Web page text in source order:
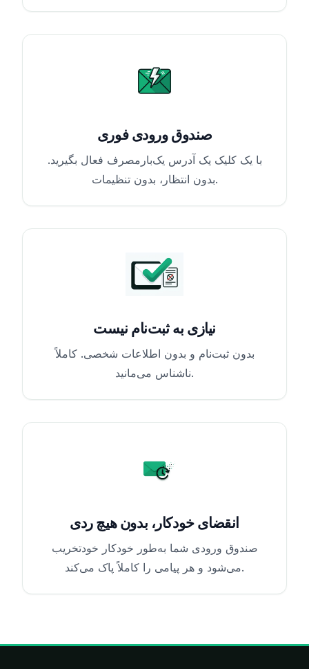
صندوق ورودی فوری
با یک کلیک یک آدرس یک‌بارمصرف فعال بگیرید.
بدون انتظار، بدون تنظیمات.
نیازی به ثبت‌نام نیست
بدون ثبت‌نام و بدون اطلاعات شخصی. کاملاً
ناشناس می‌مانید.
انقضای خودکار، بدون هیچ ردی
صندوق ورودی شما به‌طور خودکار خودتخریب
می‌شود و هر پیامی را کاملاً پاک می‌کند.